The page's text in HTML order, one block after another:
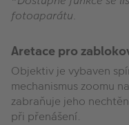
fotoaparátu.
Aretace pro
Objektiv je vybaven
mechanismus zoomu
zabraňuje jeho
při přenášení.